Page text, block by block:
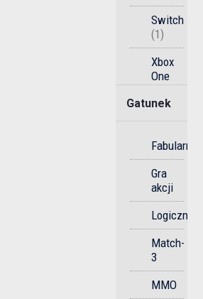
Switch
(1)
Xbox
One
Gatunek
Fabularna
Gra
akcji
Logiczna
Match-
3
MMO